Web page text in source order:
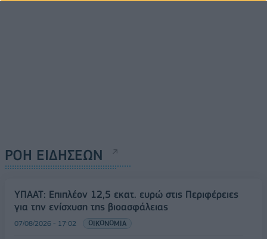
ΡΟΗ ΕΙΔΗΣΕΩΝ
ΥΠΑΑΤ: Επιπλέον 12,5 εκατ. ευρώ στις Περιφέρειες
για την ενίσχυση της βιοασφάλειας
07/08/2026 - 17:02 ΟΙΚΟΝΟΜΙΑ